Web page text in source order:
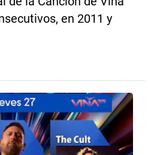
en 2011 y